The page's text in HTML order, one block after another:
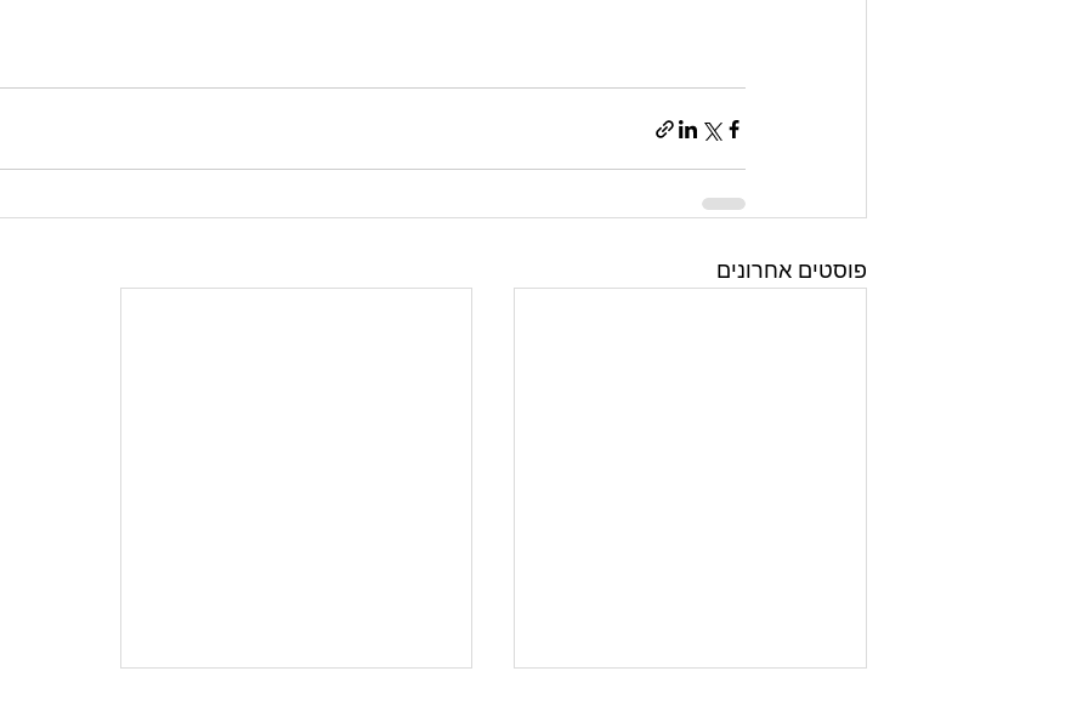
פוסטים אחרונים